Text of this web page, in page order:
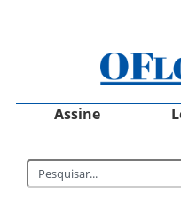
Assine